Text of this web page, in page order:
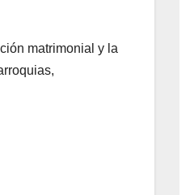
matrimonial y la